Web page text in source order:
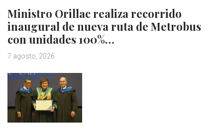
Ministro Orillac realiza recorrido
inaugural de nueva ruta de Metrobus
con unidades 100%…
7 agosto, 2026